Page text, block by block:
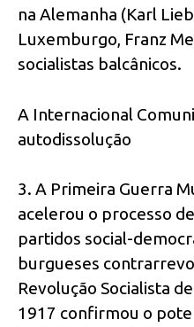
na Alemanha (Karl
Luxemburgo, Franz
socialistas balcânicos.
A Internacional
autodissolução
3. A Primeira Guerra
acelerou o processo
partidos social-
burgueses
Revolução Socialista
1917 confirmou o